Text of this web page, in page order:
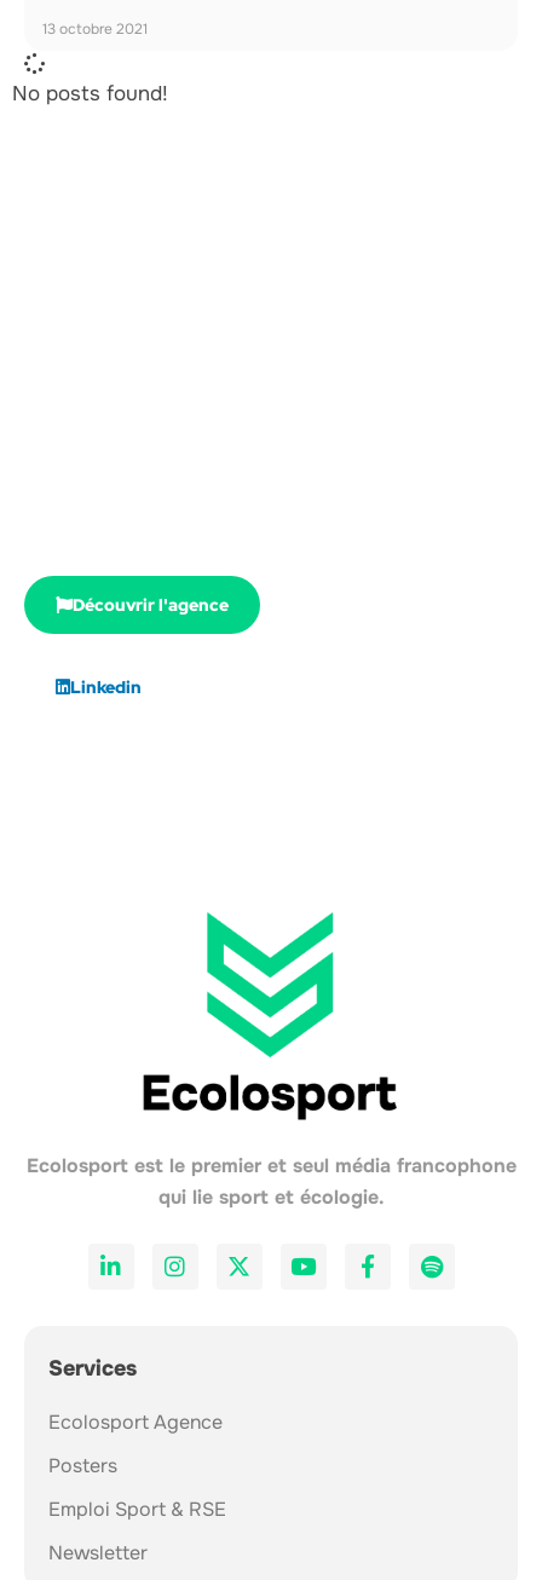
13 octobre 2021
No posts found!
Découvrir l'agence
Linkedin
Ecolosport est le premier et seul média francophone
qui lie sport et écologie.
Services
Ecolosport Agence
Posters
Emploi Sport & RSE
Newsletter